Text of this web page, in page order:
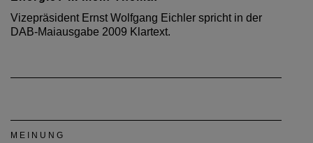
Vizepräsident Ernst Wolfgang Eichler spricht in der
DAB-Maiausgabe 2009 Klartext.
MEINUNG